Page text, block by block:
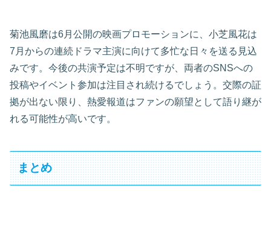
菊池風磨は6月公開の映画プロモーションに、小芝風花は
7月からの連続ドラマ主演に向けて多忙な日々を送る見込
みです。今後の共演予定は不明ですが、両者のSNSへの
投稿やイベント参加は注目され続けるでしょう。交際の証
拠が出ない限り、熱愛報道はファンの願望として語り継が
れる可能性が高いです。
まとめ